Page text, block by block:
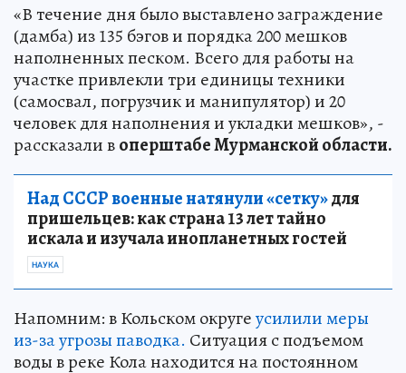
«В течение дня было выставлено заграждение
(дамба) из 135 бэгов и порядка 200 мешков
наполненных песком. Всего для работы на
участке привлекли три единицы техники
(самосвал, погрузчик и манипулятор) и 20
человек для наполнения и укладки мешков», -
рассказали воперштабе Мурманской области.
Над СССР военные натянули «сетку»для
пришельцев: как страна 13 лет тайно
искала и изучала инопланетных гостей
НАУКА
Напомним: в Кольском округеусилили меры
из-за угрозы паводка. Ситуация с подъемом
воды в реке Кола находится на постоянном